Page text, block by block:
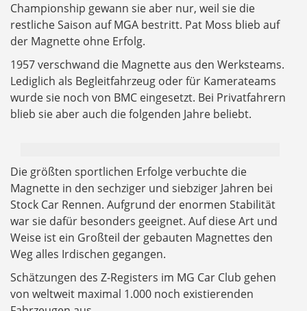
Championship gewann sie aber nur, weil sie die
restliche Saison auf MGA bestritt. Pat Moss blieb auf
der Magnette ohne Erfolg.
1957 verschwand die Magnette aus den Werksteams.
Lediglich als Begleitfahrzeug oder für Kamerateams
wurde sie noch von BMC eingesetzt. Bei Privatfahrern
blieb sie aber auch die folgenden Jahre beliebt.
Die größten sportlichen Erfolge verbuchte die
Magnette in den sechziger und siebziger Jahren bei
Stock Car Rennen. Aufgrund der enormen Stabilität
war sie dafür besonders geeignet. Auf diese Art und
Weise ist ein Großteil der gebauten Magnettes den
Weg alles Irdischen gegangen.
Schätzungen des Z-Registers im MG Car Club gehen
von weltweit maximal 1.000 noch existierenden